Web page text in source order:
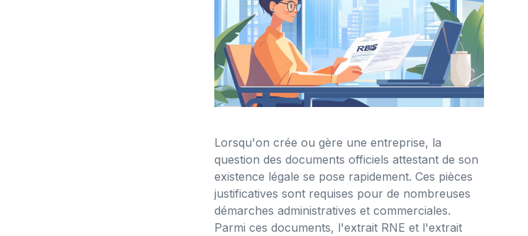
Lorsqu'on crée ou gère une entreprise, la
question des documents officiels attestant de son
existence légale se pose rapidement. Ces pièces
justificatives sont requises pour de nombreuses
démarches administratives et commerciales.
Parmi ces documents, l'extrait RNE et l'extrait